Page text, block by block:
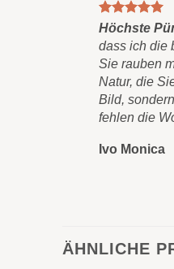
Höchste
dass ich die
Sie rauben
Natur, die
Bild,
fehlen die
Ivo Monica
ÄHNLICHE